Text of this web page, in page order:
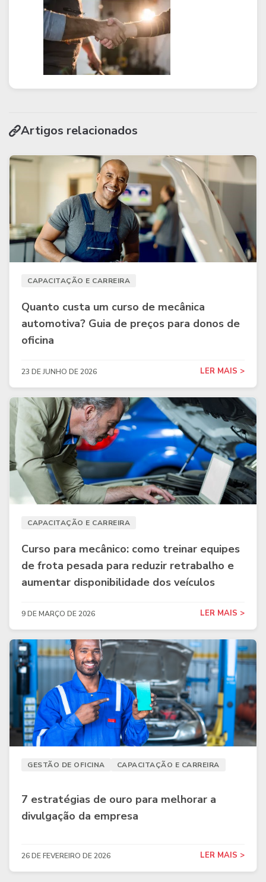
Artigos relacionados
CAPACITAÇÃO E CARREIRA
Quanto custa um curso de mecânica
automotiva? Guia de preços para donos de
oficina
23 DE JUNHO DE 2026 LER MAIS >
CAPACITAÇÃO E CARREIRA
Curso para mecânico: como treinar equipes
de frota pesada para reduzir retrabalho e
aumentar disponibilidade dos veículos
9 DE MARÇO DE 2026 LER MAIS >
GESTÃO DE OFICINA CAPACITAÇÃO E CARREIRA
7 estratégias de ouro para melhorar a
divulgação da empresa
26 DE FEVEREIRO DE 2026 LER MAIS >